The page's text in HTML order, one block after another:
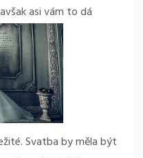
asi vám to dá
Svatba by měla být